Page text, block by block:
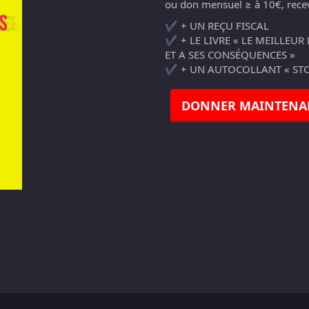
ou don mensuel ≥ à 10€,
✔️ + UN REÇU FISCAL
✔️ + LE LIVRE « LE MEILLEUR
ET A SES CONSÉQUENCES »
✔️ + UN AUTOCOLLANT «
DONNER